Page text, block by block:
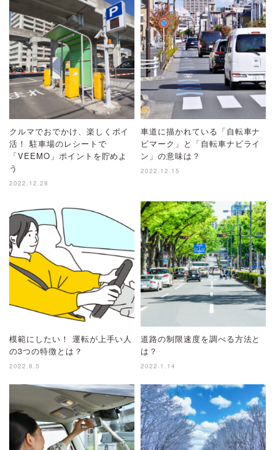
クルマでおでかけ、楽しくポイ
活！ 駐車場のレシートで
「VEEMO」ポイントを貯めよ
う
2022.12.28
車道に描かれている「自転車ナ
ビマーク」と「自転車ナビライ
ン」の意味は？
2022.12.15
模範にしたい！ 運転が上手い人
の3つの特徴とは？
2022.8.5
道路の制限速度を調べる方法と
は？
2022.1.14